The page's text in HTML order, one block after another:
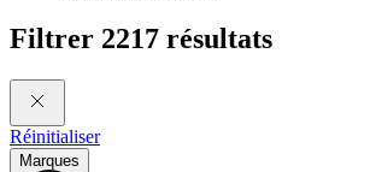
Filtrer 2217 résultats
Réinitialiser
Marques